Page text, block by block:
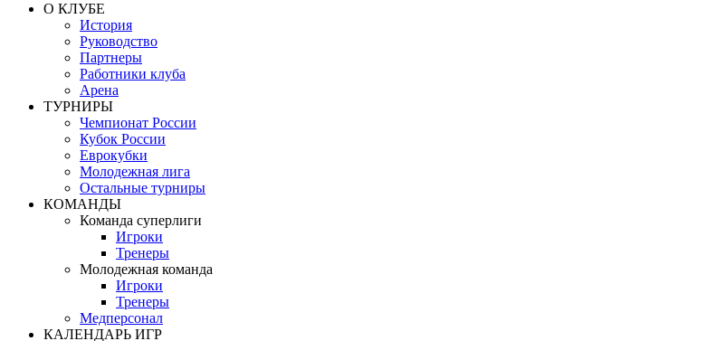
О КЛУБЕ
История
Руководство
Партнеры
Работники клуба
Арена
ТУРНИРЫ
Чемпионат России
Кубок России
Еврокубки
Молодежная лига
Остальные турниры
КОМАНДЫ
Команда суперлиги
Игроки
Тренеры
Молодежная команда
Игроки
Тренеры
Медперсонал
КАЛЕНДАРЬ ИГР